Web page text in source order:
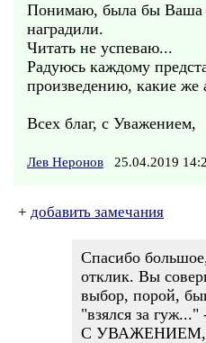
Понимаю, была бы Ваша
наградили.
Читать не успеваю...
Радуюсь каждому
произведению, какие же
Всех благ, с Уважением,
Лев Неронов 25.04.2019
+ добавить замечания
Спасибо
отклик. Вы
выбор, порой,
"взялся за
С